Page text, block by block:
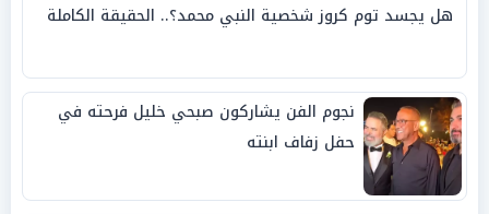
هل يجسد توم كروز شخصية النبي محمد؟.. الحقيقة الكاملة
نجوم الفن يشاركون صبحي خليل فرحته في
حفل زفاف ابنته